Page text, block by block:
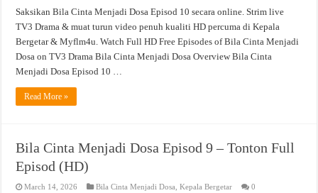
Saksikan Bila Cinta Menjadi Dosa Episod 10 secara online. Strim live
TV3 Drama & muat turun video penuh kualiti HD percuma di Kepala
Bergetar & Myflm4u. Watch Full HD Free Episodes of Bila Cinta Menjadi
Dosa on TV3 Drama Bila Cinta Menjadi Dosa Overview Bila Cinta
Menjadi Dosa Episod 10 …
Read More »
Bila Cinta Menjadi Dosa Episod 9 – Tonton Full
Episod (HD)
March 14, 2026 Bila Cinta Menjadi Dosa ,Kepala Bergetar 0